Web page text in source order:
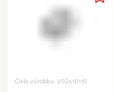
Číslo výrobku: V02610110